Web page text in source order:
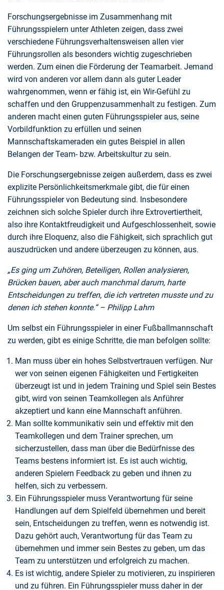
Forschungsergebnisse im Zusammenhang mit
Führungsspielern unter Athleten zeigen, dass zwei
verschiedene Führungsverhaltensweisen allen vier
Führungsrollen als besonders wichtig zugeschrieben
werden. Zum einen die Förderung der Teamarbeit. Jemand
wird von anderen vor allem dann als guter Leader
wahrgenommen, wenn er fähig ist, ein Wir-Gefühl zu
schaffen und den Gruppenzusammenhalt zu festigen. Zum
anderen macht einen guten Führungsspieler aus, seine
Vorbildfunktion zu erfüllen und seinen
Mannschaftskameraden ein gutes Beispiel in allen
Belangen der Team- bzw. Arbeitskultur zu sein.
Die Forschungsergebnisse zeigen außerdem, dass es zwei
explizite Persönlichkeitsmerkmale gibt, die für einen
Führungsspieler von Bedeutung sind. Insbesondere
zeichnen sich solche Spieler durch ihre Extrovertiertheit,
also ihre Kontaktfreudigkeit und Aufgeschlossenheit, sowie
durch ihre Eloquenz, also die Fähigkeit, sich sprachlich gut
auszudrücken und andere überzeugen zu können, aus.
„Es ging um Zuhören, Beteiligen, Rollen analysieren,
Brücken bauen, aber auch manchmal darum, harte
Entscheidungen zu treffen, die ich vertreten musste und zu
denen ich stehen konnte.“ – Philipp Lahm
Um selbst ein Führungsspieler in einer Fußballmannschaft
zu werden, gibt es einige Schritte, die man befolgen sollte:
Man muss über ein hohes Selbstvertrauen verfügen. Nur
wer von seinen eigenen Fähigkeiten und Fertigkeiten
überzeugt ist und in jedem Training und Spiel sein Bestes
gibt, wird von seinen Teamkollegen als Anführer
akzeptiert und kann eine Mannschaft anführen.
Man sollte kommunikativ sein und effektiv mit den
Teamkollegen und dem Trainer sprechen, um
sicherzustellen, dass man über die Bedürfnisse des
Teams bestens informiert ist. Es ist auch wichtig,
anderen Spielern Feedback zu geben und ihnen zu
helfen, sich zu verbessern.
Ein Führungsspieler muss Verantwortung für seine
Handlungen auf dem Spielfeld übernehmen und bereit
sein, Entscheidungen zu treffen, wenn es notwendig ist.
Dazu gehört auch, Verantwortung für das Team zu
übernehmen und immer sein Bestes zu geben, um das
Team zu unterstützen und erfolgreich zu machen.
Es ist wichtig, andere Spieler zu motivieren, zu inspirieren
und zu führen. Ein Führungsspieler muss daher in der